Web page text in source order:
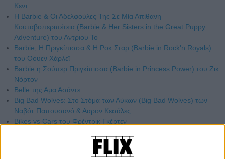
Κεντ
Η Barbie & Οι Αδελφούλες Της Σε Μία Απίθανη
Κουταβοπεριπέτεια (Barbie & Her Sisters in the Great Puppy
Adventure) του Αντριου Το
Barbie, Η Πριγκίπισσα & Η Ροκ Σταρ (Barbie in Rock'n Royals)
του Οουεν Χάρλεϊ
Barbie η Σούπερ Πριγκίπισσα (Barbie in Princess Power) του Ζικ
Νόρτον
Belle της Αμα Ασάντε
Big Bad Wolves: Στο Στόμα των Λύκων (Big Bad Wolves) των
Ναβότ Παπουσανό & Ααρον Κεσάλες
Bikes vs Cars του Φρέντρικ Γκέρτεν
Unexpected Virtue of Ignorance) του Αλεχάντρο Γκονζάλες